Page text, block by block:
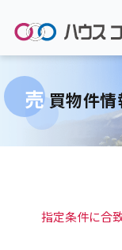
売 買物件
指定条件に合